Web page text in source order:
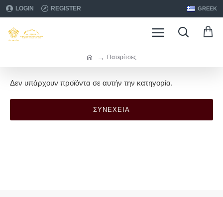
LOGIN REGISTER GREEK
Πατερίτσες
Δεν υπάρχουν προϊόντα σε αυτήν την κατηγορία.
ΣΥΝΈΧΕΙΑ